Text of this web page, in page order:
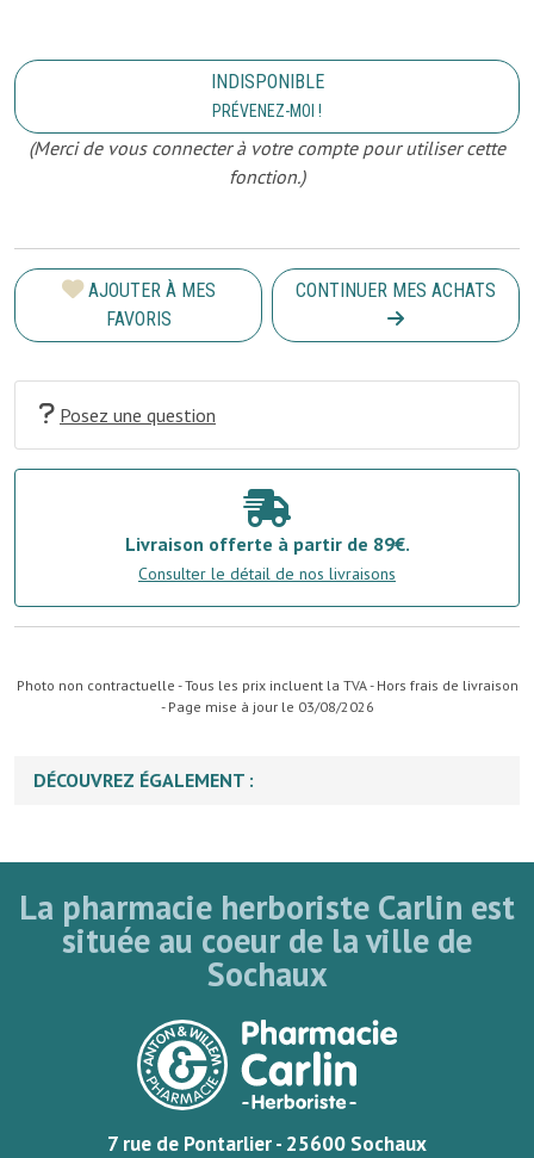
INDISPONIBLE
PRÉVENEZ-MOI !
(Merci de vous connecter à votre compte pour utiliser cette
fonction.)
AJOUTER À MES
FAVORIS
CONTINUER MES ACHATS
Posez une question
Livraison offerte à partir de 89€.
Consulter le détail de nos livraisons
Photo non contractuelle - Tous les prix incluent la TVA - Hors frais de livraison
- Page mise à jour le 03/08/2026
DÉCOUVREZ ÉGALEMENT :
La pharmacie herboriste Carlin est
située au coeur de la ville de
Sochaux
7 rue de Pontarlier - 25600 Sochaux